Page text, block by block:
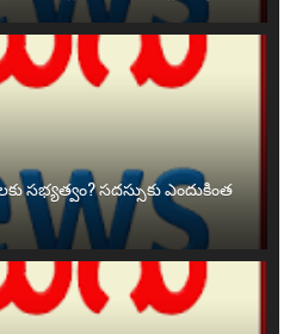
సభ్యత్వం? సదస్సుకు ఎందుకింత